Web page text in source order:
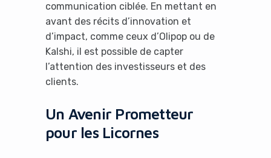
communication ciblée. En mettant en
avant des récits d’innovation et
d’impact, comme ceux d’Olipop ou de
Kalshi, il est possible de capter
l’attention des investisseurs et des
clients.
Un Avenir Prometteur
pour les Licornes